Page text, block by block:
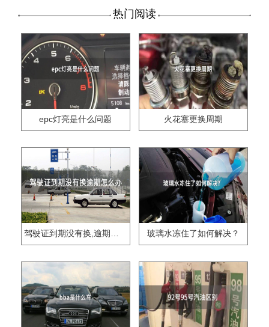
热门阅读
epc灯亮是什么问题 火花塞更换周期
驾驶证到期没有换,逾期怎么办?? 玻璃水冻住了如何解决？